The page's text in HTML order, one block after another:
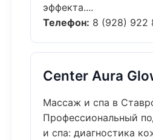
эффекта....
Телефон: 8 (928) 922
Center Aura
Массаж и спа в
Профессиональный
и спа: диагностика